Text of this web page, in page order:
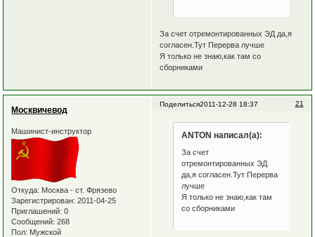
За счет отремонтированных ЭД да,я
согласен.Тут Перерва лучше
Я только не знаю,как там со
сборниками
Поделиться 21
2011-12-28 18:37
Москвичевод
Машинист-инструктор
Откуда: Москва - ст. Фрязево
Зарегистрирован: 2011-04-25
Приглашений: 0
Сообщений: 268
Пол: Мужской
ANTON написал(а):
За счет
отремонтированных ЭД
да,я согласен.Тут Перерва
лучше
Я только не знаю,как там
со сборниками